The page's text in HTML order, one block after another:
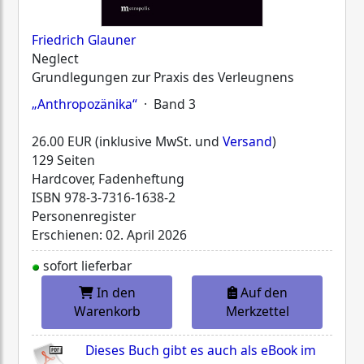
Friedrich Glauner
Neglect
Grundlegungen zur Praxis des Verleugnens
„Anthropozänika“ · Band 3
26.00 EUR (inklusive MwSt. und Versand)
129 Seiten
Hardcover, Fadenheftung
ISBN 978-3-7316-1638-2
Personenregister
Erschienen: 02. April 2026
sofort lieferbar
In den
Warenkorb
Auf den
Merkzettel
Dieses Buch gibt es auch als eBook im